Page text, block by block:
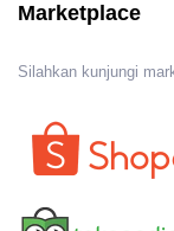
Marketplace
Silahkan kunjungi